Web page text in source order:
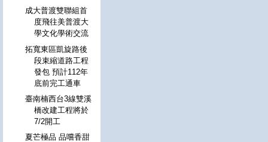
成大普渡雙聯組首
度飛往美普渡大
學文化學術交流
拓寬東區凱旋路後
段束縮道路工程
發包 預計112年
底前完工通車
臺南楠西台3線雙溪
橋改建工程將於
7/2開工
夏芒極品 品嚐香甜